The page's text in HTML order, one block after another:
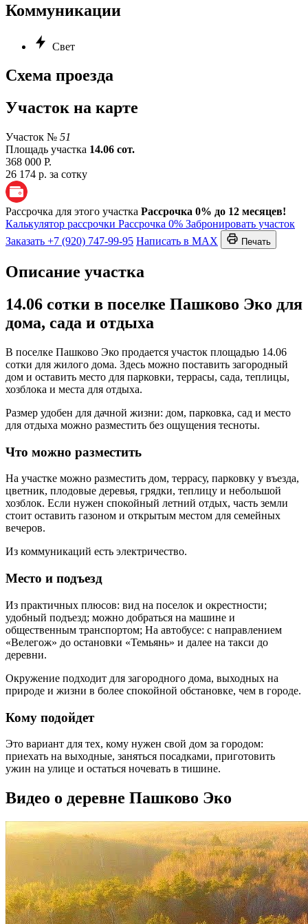
Коммуникации
Свет
Схема проезда
Участок на карте
Участок № 51
Площадь участка 14.06 сот.
368 000 Р.
26 174 р. за сотку
Рассрочка для этого участка Рассрочка 0% до 12 месяцев!
Калькулятор рассрочки Рассрочка 0% Забронировать участок
Заказать +7 (920) 747-99-95 Написать в MAX Печать
Описание участка
14.06 сотки в поселке Пашково Эко для
дома, сада и отдыха
В поселке Пашково Эко продается участок площадью 14.06
сотки для жилого дома. Здесь можно поставить загородный
дом и оставить место для парковки, террасы, сада, теплицы,
хозблока и места для отдыха.
Размер удобен для дачной жизни: дом, парковка, сад и место
для отдыха можно разместить без ощущения тесноты.
Что можно разместить
На участке можно разместить дом, террасу, парковку у въезда,
цветник, плодовые деревья, грядки, теплицу и небольшой
хозблок. Если нужен спокойный летний отдых, часть земли
стоит оставить газоном и открытым местом для семейных
вечеров.
Из коммуникаций есть электричество.
Место и подъезд
Из практичных плюсов: вид на поселок и окрестности;
удобный подъезд; можно добраться на машине и
общественным транспортом; На автобусе: с направлением
«Велегож» до остановки «Темьянь» и далее на такси до
деревни.
Окружение подходит для загородного дома, выходных на
природе и жизни в более спокойной обстановке, чем в городе.
Кому подойдет
Это вариант для тех, кому нужен свой дом за городом:
приехать на выходные, заняться посадками, приготовить
ужин на улице и остаться ночевать в тишине.
Видео о деревне Пашково Эко